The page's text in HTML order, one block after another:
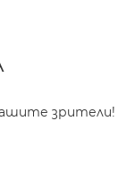
зрители!